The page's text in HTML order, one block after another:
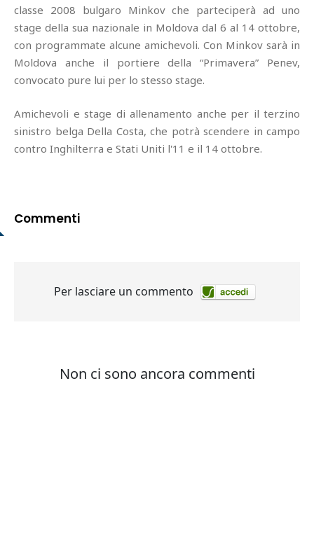
classe 2008 bulgaro Minkov che parteciperà ad uno
stage della sua nazionale in Moldova dal 6 al 14 ottobre,
con programmate alcune amichevoli. Con Minkov sarà in
Moldova anche il portiere della “Primavera” Penev,
convocato pure lui per lo stesso stage.
Amichevoli e stage di allenamento anche per il terzino
sinistro belga Della Costa, che potrà scendere in campo
contro Inghilterra e Stati Uniti l'11 e il 14 ottobre.
Commenti